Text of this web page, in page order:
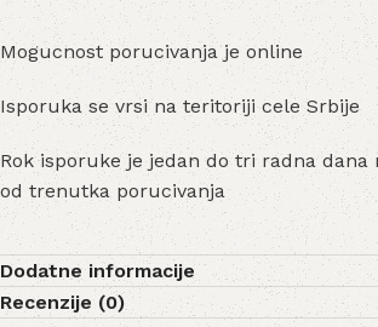
Mogucnost porucivanja je online
Isporuka se vrsi na teritoriji cele Srbije
Rok isporuke je jedan do tri radna
od trenutka porucivanja
Dodatne informacije
Recenzije (0)